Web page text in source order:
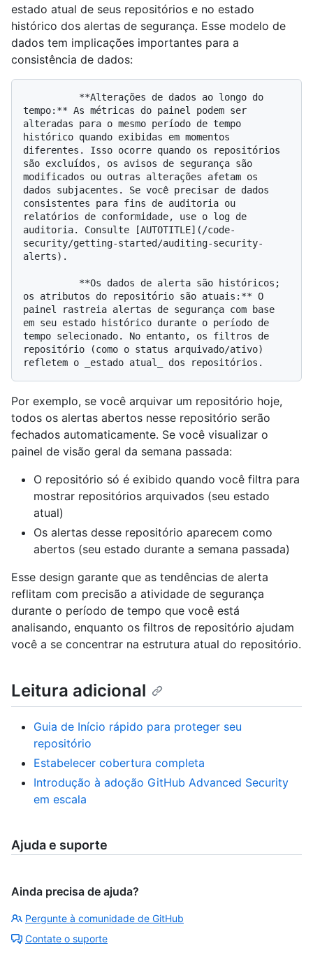
estado atual de seus repositórios e no estado
histórico dos alertas de segurança. Esse modelo de
dados tem implicações importantes para a
consistência de dados:
tempo:** As métricas do painel podem ser
alteradas para o mesmo período de tempo
histórico quando exibidas em momentos
diferentes. Isso ocorre quando os repositórios
são excluídos, os avisos de segurança são
modificados ou outras alterações afetam os
dados subjacentes. Se você precisar de dados
consistentes para fins de auditoria ou
relatórios de conformidade, use o log de
auditoria. Consulte [AUTOTITLE](/code-
security/getting-started/auditing-security-
alerts).
os atributos do repositório são atuais:** O
painel rastreia alertas de segurança com base
em seu estado histórico durante o período de
tempo selecionado. No entanto, os filtros de
repositório (como o status arquivado/ativo)
Por exemplo, se você arquivar um repositório hoje,
todos os alertas abertos nesse repositório serão
fechados automaticamente. Se você visualizar o
painel de visão geral da semana passada:
O repositório só é exibido quando você filtra para
mostrar repositórios arquivados (seu estado
atual)
Os alertas desse repositório aparecem como
abertos (seu estado durante a semana passada)
Esse design garante que as tendências de alerta
reflitam com precisão a atividade de segurança
durante o período de tempo que você está
analisando, enquanto os filtros de repositório ajudam
você a se concentrar na estrutura atual do repositório.
Leitura adicional
Guia de Início rápido para proteger seu
repositório
Estabelecer cobertura completa
Introdução à adoção GitHub Advanced Security
em escala
Ajuda e suporte
Ainda precisa de ajuda?
Pergunte à comunidade de GitHub
Contate o suporte